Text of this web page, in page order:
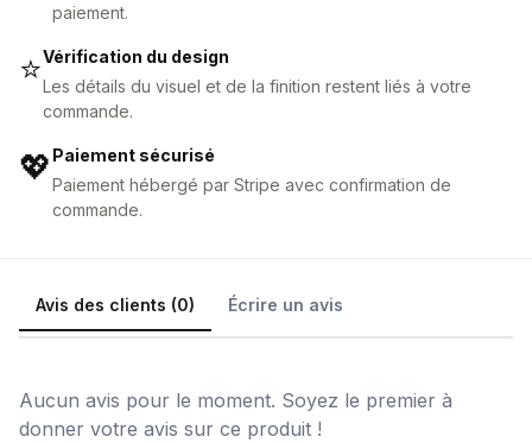
paiement.
⭐Vérification du design
Les détails du visuel et de la finition restent liés à votre
commande.
💖 Paiement sécurisé
Paiement hébergé par Stripe avec confirmation de
commande.
Avis des clients (0) Écrire un avis
Aucun avis pour le moment. Soyez le premier à
donner votre avis sur ce produit !